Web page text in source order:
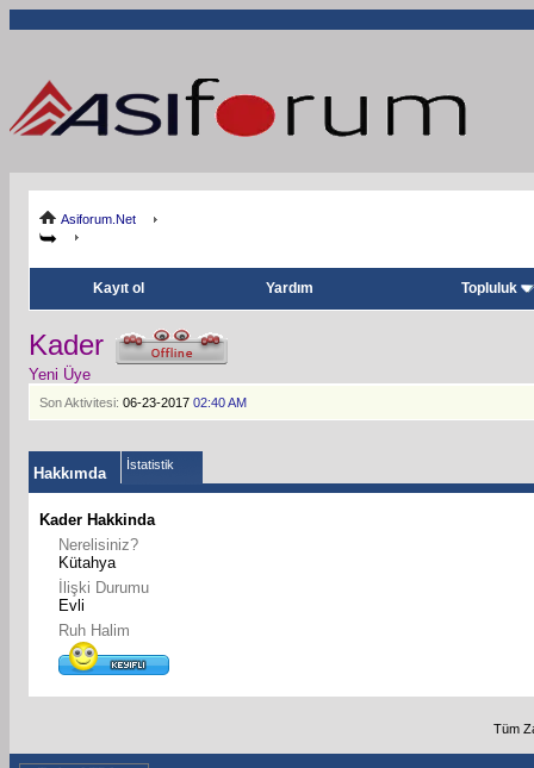
Asiforum.Net
Kayıt ol Yardım Topluluk
Kader
Yeni Üye
Son Aktivitesi: 06-23-2017 02:40 AM
Hakkımda İstatistik
Kader Hakkinda
Nerelisiniz?
Kütahya
İlişki Durumu
Evli
Ruh Halim
Tüm